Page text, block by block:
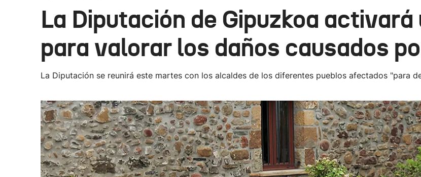
La Diputación de Gipuzkoa
para valorar los daños causados
La Diputación se reunirá este martes con los alcaldes de los diferentes pueblos afectados "para